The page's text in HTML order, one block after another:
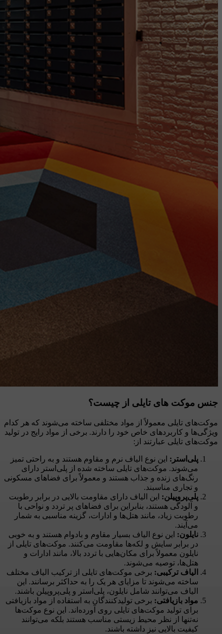
جنس موکت های تایلی از چیست؟
موکت‌های تایلی معمولاً از مواد مختلفی ساخته می‌شوند که هر کدام
ویژگی‌ها و کاربردهای خاص خود را دارند. برخی از مواد رایج در تولید
موکت‌های تایلی عبارتند از:
پلی‌استر: این نوع الیاف نرم و مقاوم هستند و به راحتی تمیز
می‌شوند. موکت‌های تایلی ساخته شده از پلی‌استر دارای
رنگ‌های زنده و جذاب هستند و معمولاً برای فضاهای مسکونی
و تجاری مناسبند.
پلی‌پروپیلن: این الیاف دارای مقاومت بالایی در برابر رطوبت
و آلودگی هستند، بنابراین برای فضاهای پر تردد و نواحی با
رطوبت زیاد، مانند هتل‌ها و ادارات، گزینه مناسبی به شمار
می‌آیند.
نایلون: این نوع الیاف بسیار مقاوم و بادوام هستند و به خوبی
در برابر سایش و لکه‌ها مقاومت می‌کنند. موکت‌های تایلی از
نایلون معمولاً برای مکان‌هایی با تردد بالا، مانند ادارات و
هتل‌ها، توصیه می‌شوند.
الیاف ترکیبی: برخی موکت‌های تایلی از ترکیب الیاف مختلف
ساخته می‌شوند تا مزایای هر یک را به حداکثر برسانند. این
الیاف می‌توانند شامل نایلون، پلی‌استر و پلی‌پروپیلن باشند.
مواد بازیافتی: برخی تولیدکنندگان به استفاده از مواد بازیافتی
برای تولید موکت‌های تایلی روی آورده‌اند. این نوع موکت‌ها
نه‌تنها از نظر محیط زیستی مناسب هستند بلکه می‌توانند
کیفیت بالایی نیز داشته باشند.